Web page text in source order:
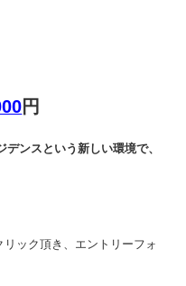
円
ンスという新しい環境で、
リック頂き、エントリーフォ